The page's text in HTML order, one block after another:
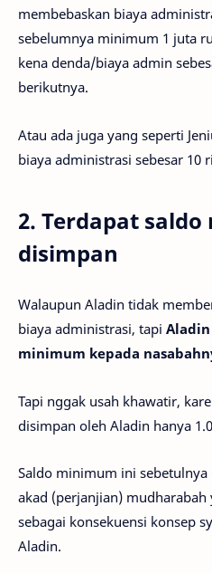
membebaskan biaya
sebelumnya minimum 1 juta
kena denda/biaya admin
berikutnya.
Atau ada juga yang seperti
biaya administrasi sebesar 10
2. Terdapat
disimpan
Walaupun Aladin tidak
biaya administrasi, tapi
minimum kepada
Tapi nggak usah khawatir,
disimpan oleh Aladin hanya
Saldo minimum ini
akad (perjanjian)
sebagai konsekuensi konsep
Aladin.